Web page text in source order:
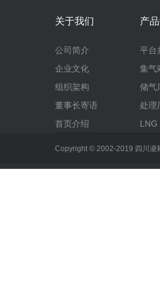
关于我们
公司简介
企业文化
组织架构
董事长寄语
首页介绍
产
平台
集气
储气
处理
LNG
Copyright © 2002-2019 四川